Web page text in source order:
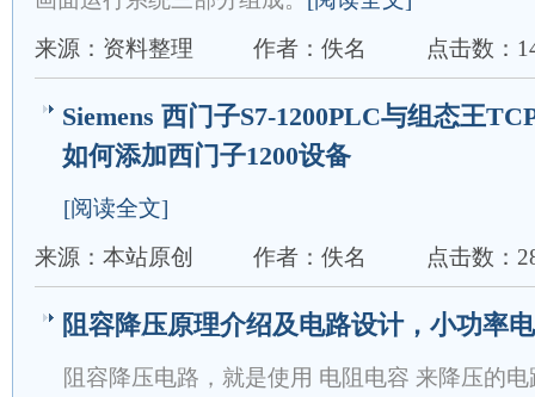
来源：资料整理
作者：佚名 点击数：
Siemens 西门子S7-1200PLC与组态王
如何添加西门子1200设备
[阅读全文]
来源：本站原创
作者：佚名 点击数：
阻容降压原理介绍及电路设计，小功率
阻容降压电路，就是使用 电阻电容 来降压的